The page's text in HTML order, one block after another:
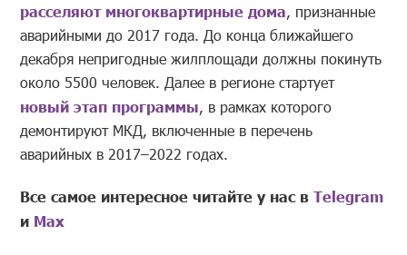
расселяют многоквартирные дома, признанные
аварийными до 2017 года. До конца ближайшего
декабря непригодные жилплощади должны покинуть
около 5500 человек. Далее в регионе стартует
новый этап программы, в рамках которого
демонтируют МКД, включенные в перечень
аварийных в 2017–2022 годах.
Все самое интересное читайте у нас вTelegram
и Mах